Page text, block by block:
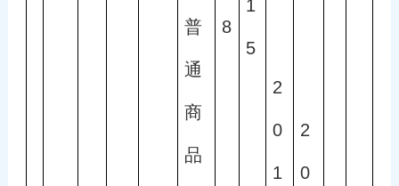
普
通
商
品
8
1
5
2
0
1
2
0